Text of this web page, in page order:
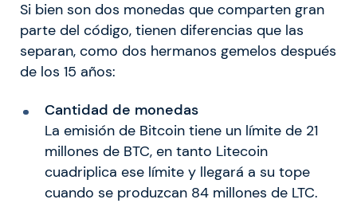
Si bien son dos monedas que comparten gran
parte del código, tienen diferencias que las
separan, como dos hermanos gemelos después
de los 15 años:
Cantidad de monedas
La emisión de Bitcoin tiene un límite de 21
millones de BTC, en tanto Litecoin
cuadriplica ese límite y llegará a su tope
cuando se produzcan 84 millones de LTC.